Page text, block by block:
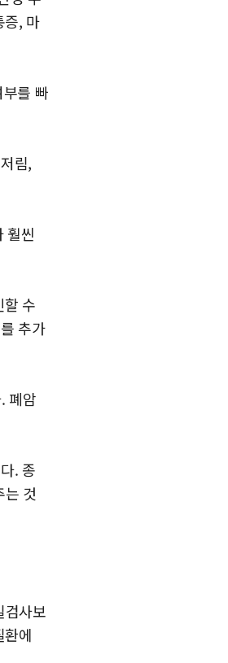
증, 마
를 빠
림,
훨씬
할 수
추가
폐암
. 종
는 것
검사보
에